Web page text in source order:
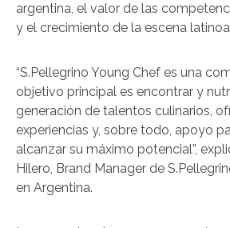
argentina, el valor de las
y el crecimiento de la escena
“S.Pellegrino Young Chef es una
objetivo principal es encontrar y
generación de talentos culinarios,
experiencias y, sobre todo, apoyo
alcanzar su máximo potencial”,
Hilero, Brand Manager de
en Argentina.